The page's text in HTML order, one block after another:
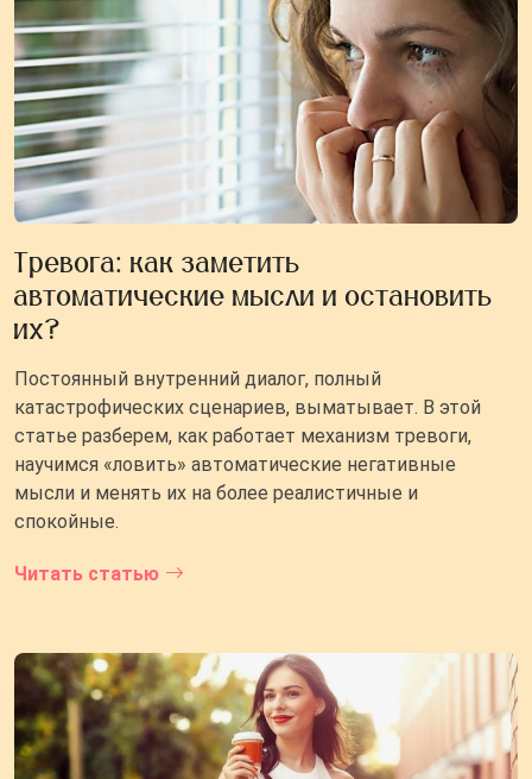
Тревога: как заметить
автоматические мысли и остановить
их?
Постоянный внутренний диалог, полный
катастрофических сценариев, выматывает. В этой
статье разберем, как работает механизм тревоги,
научимся «ловить» автоматические негативные
мысли и менять их на более реалистичные и
спокойные.
Читать статью